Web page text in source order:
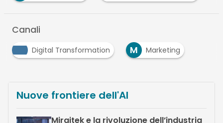
Canali
Digital Transformation M Marketing
Nuove frontiere dell'AI
Miraitek e la rivoluzione dell’industria